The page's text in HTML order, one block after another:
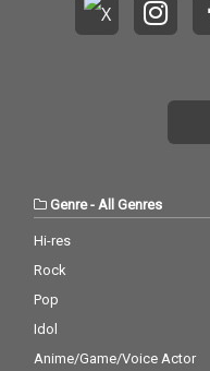
Genre- All Genres
Hi-res
Rock
Pop
Idol
Anime/Game/Voice Actor